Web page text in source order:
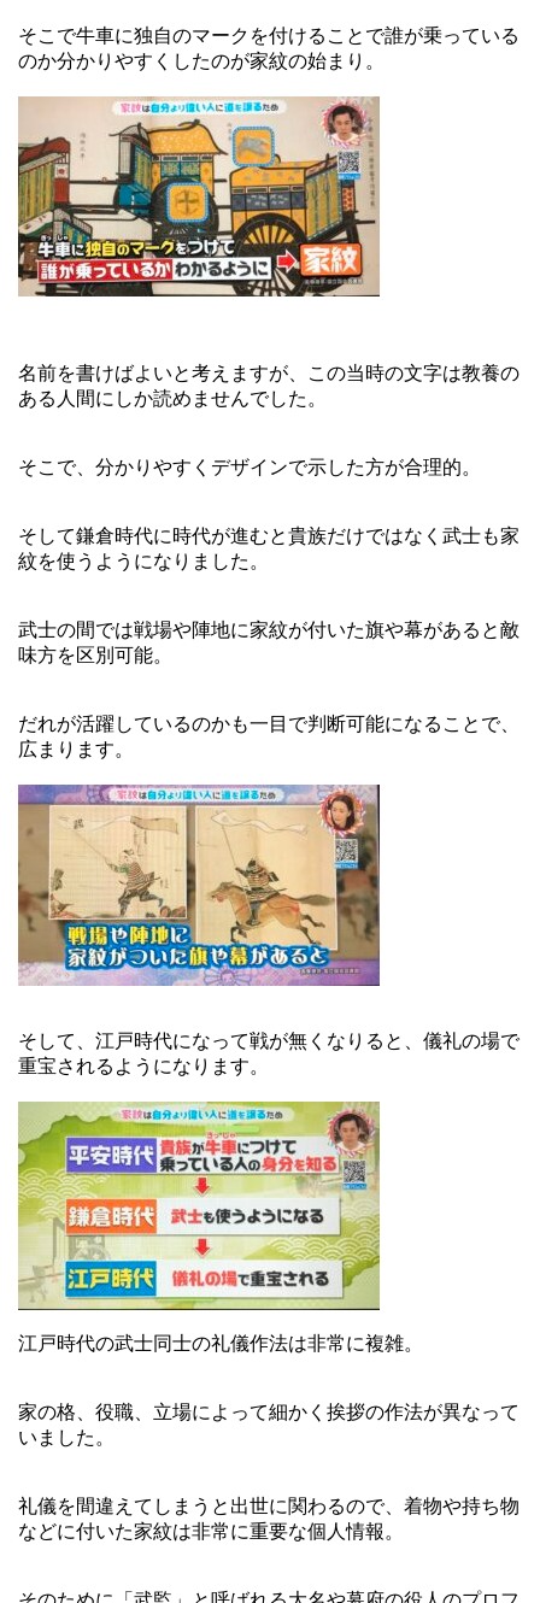
そこで牛車に独自のマークを付けることで誰が乗っている
のか分かりやすくしたのが家紋の始まり。
名前を書けばよいと考えますが、この当時の文字は教養の
ある人間にしか読めませんでした。
そこで、分かりやすくデザインで示した方が合理的。
そして鎌倉時代に時代が進むと貴族だけではなく武士も家
紋を使うようになりました。
武士の間では戦場や陣地に家紋が付いた旗や幕があると敵
味方を区別可能。
だれが活躍しているのかも一目で判断可能になることで、
広まります。
そして、江戸時代になって戦が無くなりると、儀礼の場で
重宝されるようになります。
江戸時代の武士同士の礼儀作法は非常に複雑。
家の格、役職、立場によって細かく挨拶の作法が異なって
いました。
礼儀を間違えてしまうと出世に関わるので、着物や持ち物
などに付いた家紋は非常に重要な個人情報。